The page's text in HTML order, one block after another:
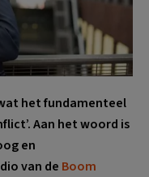
het fundamenteel
Aan het woord is
en
van de Boom